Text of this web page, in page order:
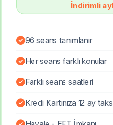
İndirimli
96 seans tanımlanır
Her seans farklı konular
Farklı seans saatleri
Kredi Kartınıza 12 ay